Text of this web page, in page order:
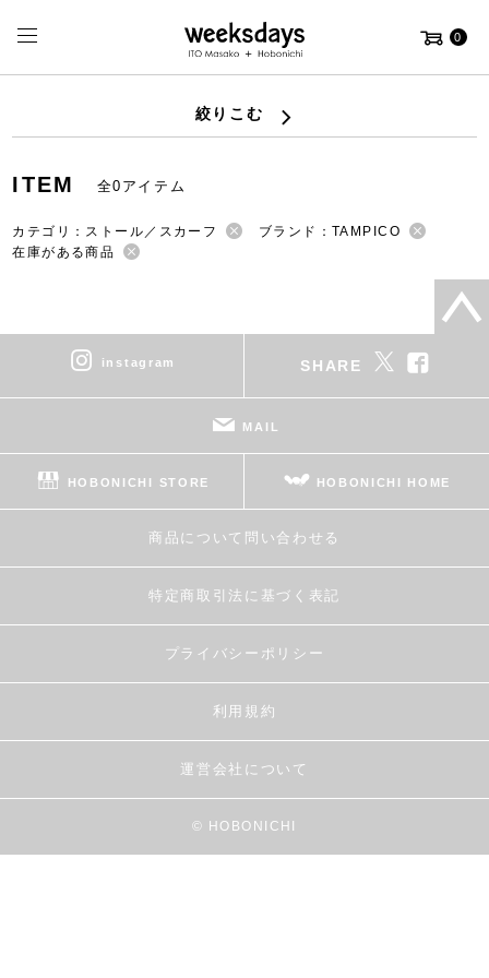
0
絞りこむ
ITEM 全0アイテム
カテゴリ：ストール／スカーフ
ブランド：TAMPICO
在庫がある商品
instagram SHARE
MAIL
HOBONICHI STORE HOBONICHI HOME
商品について問い合わせる
特定商取引法に基づく表記
プライバシーポリシー
利用規約
運営会社について
© HOBONICHI